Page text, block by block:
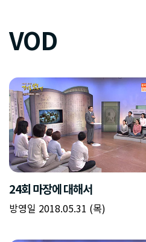
VOD
24회 마장에 대해서
방영일 2018.05.31 (목)